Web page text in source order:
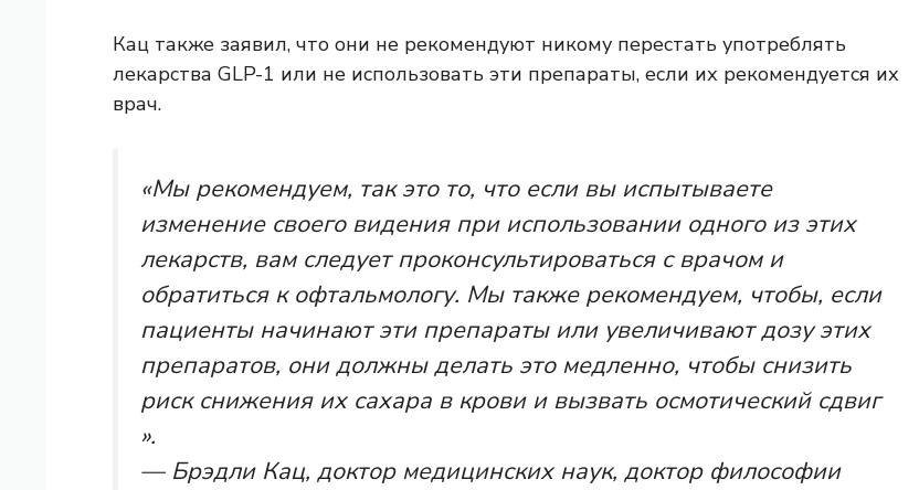
Кац также заявил, что они не рекомендуют никому перестать употреблять
лекарства GLP-1 или не использовать эти препараты, если их рекомендуется их
врач.
«Мы рекомендуем, так это то, что если вы испытываете
изменение своего видения при использовании одного из этих
лекарств, вам следует проконсультироваться с врачом и
обратиться к офтальмологу. Мы также рекомендуем, чтобы, если
пациенты начинают эти препараты или увеличивают дозу этих
препаратов, они должны делать это медленно, чтобы снизить
риск снижения их сахара в крови и вызвать осмотический сдвиг
».
— Брэдли Кац, доктор медицинских наук, доктор философии